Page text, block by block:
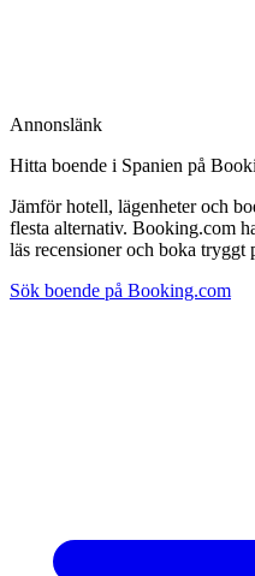
Annonslänk
Hitta boende i Spanien på
Jämför hotell, lägenheter och
flesta alternativ. Booking.com
läs recensioner och boka tryggt
Sök boende på Booking.com